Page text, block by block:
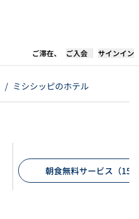
ご滞在、 新しいタブで開
ご入会 サインイン
/ ミシシッピのホテル
朝食無料サービス（15）